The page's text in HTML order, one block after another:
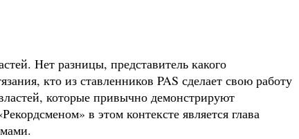
Нет разницы, представитель какого
кто из ставленников PAS сделает свою работу
которые привычно демонстрируют
в этом контексте является глава